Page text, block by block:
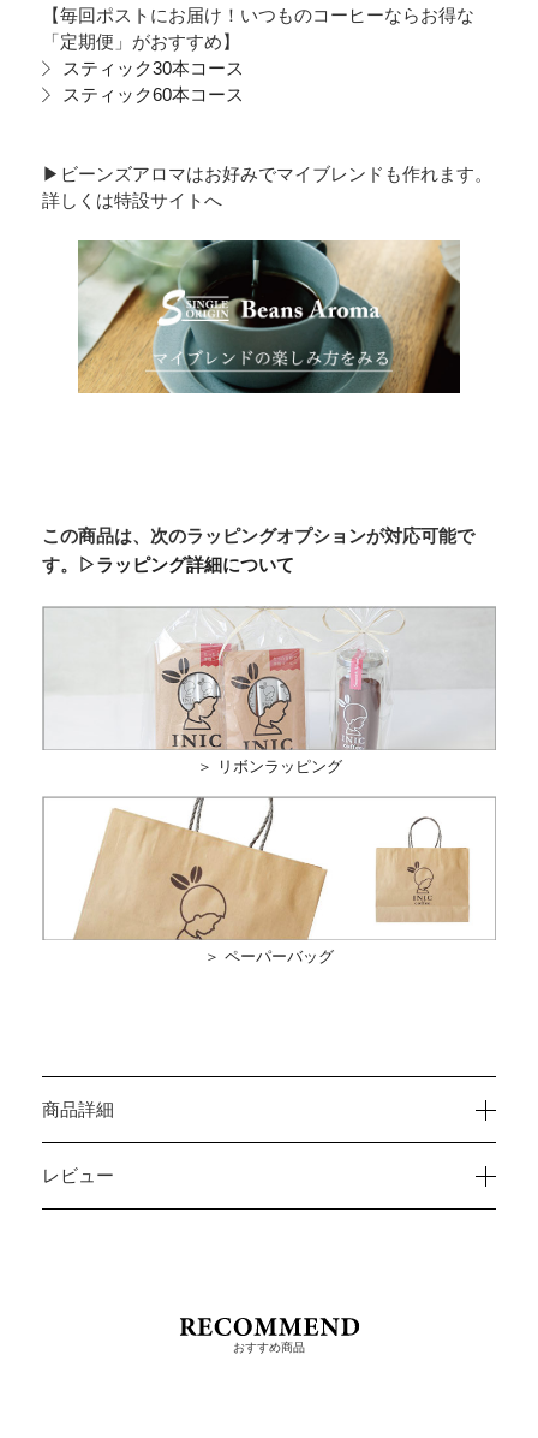
【毎回ポストにお届け！いつものコーヒーならお得な
「定期便」がおすすめ】
スティック30本コース
スティック60本コース
▶︎ビーンズアロマはお好みでマイブレンドも作れます。
詳しくは特設サイトへ
この商品は、次のラッピングオプションが対応可能で
す。
▷ラッピング詳細について
＞ リボンラッピング
＞ ペーパーバッグ
商品詳細
レビュー
おすすめ商品